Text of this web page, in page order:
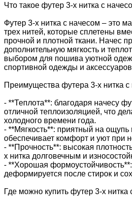
Что такое футер 3-х нитка с
Футер 3-х нитка с начесом – это
трех нитей, которые сплетены
прочной и плотной ткани. Начес
дополнительную мягкость и
выбором для пошива уютной
спортивной одежды и
Преимущества футера 3-х нитка с
- **Теплота**: благодаря начесу
отличной теплоизоляцией, что
холодного времени года.
- **Мягкость**: приятный на ощупь
обеспечивает комфорт и уют при
- **Прочность**: высокая
х нитка долговечным и
- **Хорошая формоустойчивость**:
деформируется после стирок и
Где можно купить футер 3-х нитка